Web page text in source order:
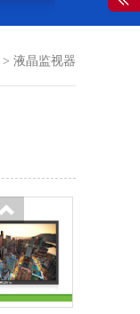
> 液晶监视器